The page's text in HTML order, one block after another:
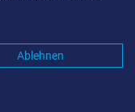
für jeden Bedarf in
Ablehnen